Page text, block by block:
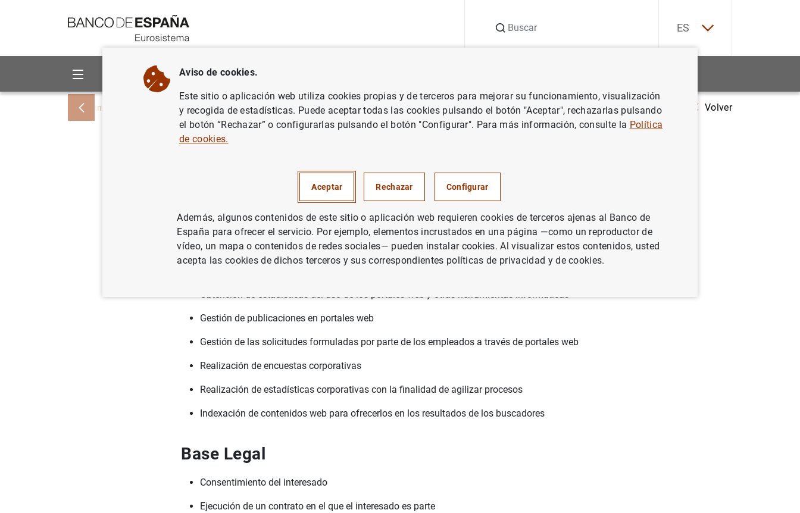
ES
Sobre el Banco Áreas de actuación
Inicio Sobre el Banco Portal de Transparencia Información institucional y de planificación Registro de Actividades de Tratamiento de Datos Personales
Volver
Finalidad
Obtención de estadísticas del uso de los portales web y otras herramientas informáticas
Gestión de publicaciones en portales web
Gestión de las solicitudes formuladas por parte de los empleados a través de portales web
Realización de encuestas corporativas
Realización de estadísticas corporativas con la finalidad de agilizar procesos
Indexación de contenidos web para ofrecerlos en los resultados de los buscadores
Base Legal
Consentimiento del interesado
Ejecución de un contrato en el que el interesado es parte
Aviso de cookies.
Este sitio o aplicación web utiliza cookies propias y de terceros para mejorar su funcionamiento, visualización
y recogida de estadísticas. Puede aceptar todas las cookies pulsando el botón "Aceptar", rechazarlas pulsando
el botón “Rechazar” o configurarlas pulsando el botón "Configurar". Para más información, consulte la Política
de cookies.
Aceptar Rechazar Configurar
Además, algunos contenidos de este sitio o aplicación web requieren cookies de terceros ajenas al Banco de
España para ofrecer el servicio. Por ejemplo, elementos incrustados en una página —como un reproductor de
vídeo, un mapa o contenidos de redes sociales— pueden instalar cookies. Al visualizar estos contenidos, usted
acepta las cookies de dichos terceros y sus correspondientes políticas de privacidad y de cookies.